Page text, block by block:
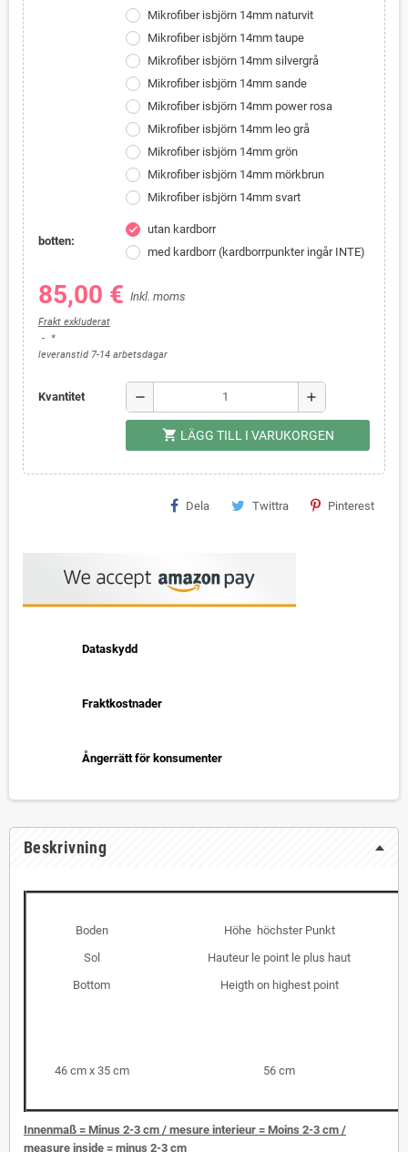
Mikrofiber isbjörn 14mm naturvit
Mikrofiber isbjörn 14mm taupe
Mikrofiber isbjörn 14mm silvergrå
Mikrofiber isbjörn 14mm sande
Mikrofiber isbjörn 14mm power rosa
Mikrofiber isbjörn 14mm leo grå
Mikrofiber isbjörn 14mm grön
Mikrofiber isbjörn 14mm mörkbrun
Mikrofiber isbjörn 14mm svart
botten:
check
utan kardborr
med kardborr (kardborrpunkter ingår INTE)
85,00 € Inkl. moms
Frakt exkluderat
*
leveranstid 7-14 arbetsdagar
Kvantitet remove add
shopping_cart LÄGG TILL I VARUKORGEN
Dela Twittra Pinterest
Dataskydd
Fraktkostnader
Ångerrätt för konsumenter
Beskrivning
Boden
Sol
Bottom
Höhe höchster Punkt
Hauteur le point le plus haut
Heigth on highest point
46 cm x 35 cm 56 cm
Innenmaß = Minus 2-3 cm / mesure interieur = Moins 2-3 cm /
measure inside = minus 2-3 cm